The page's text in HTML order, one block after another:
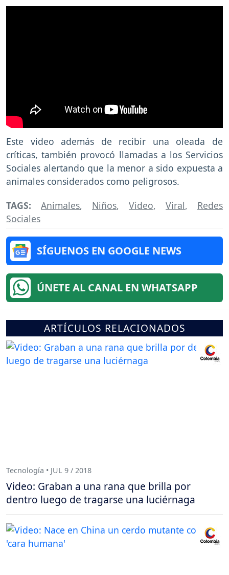
Este video además de recibir una oleada de
críticas, también provocó llamadas a los Servicios
Sociales alertando que la menor a sido expuesta a
animales considerados como peligrosos.
TAGS: Animales, Niños, Video, Viral, Redes
Sociales
SÍGUENOS EN GOOGLE NEWS
ÚNETE AL CANAL EN WHATSAPP
ARTÍCULOS RELACIONADOS
Tecnología • JUL 9 / 2018
Video: Graban a una rana que brilla por
dentro luego de tragarse una luciérnaga